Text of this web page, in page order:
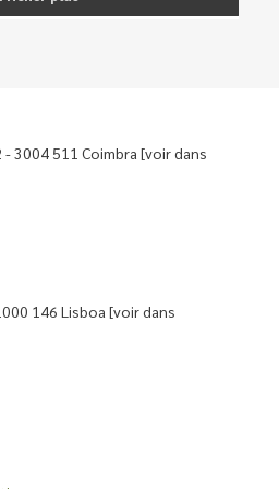
- 3004 511 Coimbra[voir dans
146 Lisboa[voir dans